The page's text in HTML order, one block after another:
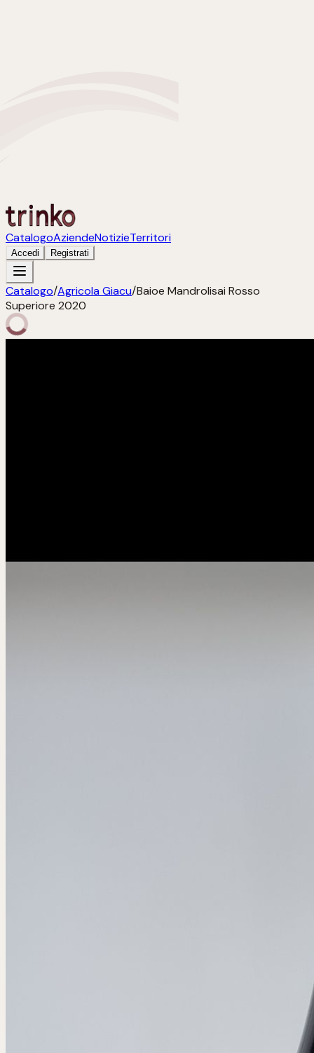
CatalogoAziendeNotizieTerritori
Accedi Registrati
Catalogo/Agricola Giacu/Baioe Mandrolisai Rosso
Superiore 2020